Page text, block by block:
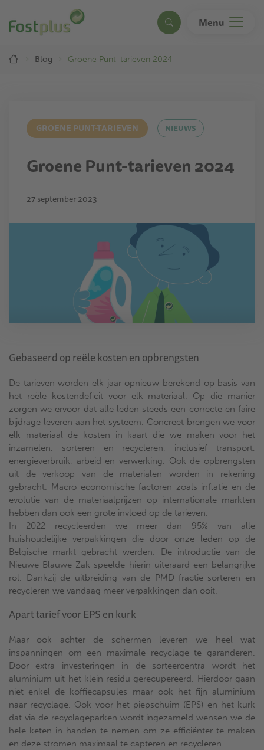
en
naar
inhoud
Search Menu
Breadcrumb
Blog Groene Punt-tarieven 2024
GROENE PUNT-TARIEVEN NIEUWS
Groene Punt-tarieven 2024
27 september 2023
Gebaseerd op reële kosten en opbrengsten
De tarieven worden elk jaar opnieuw berekend op basis van
het reële kostendeficit voor elk materiaal. Op die manier
zorgen we ervoor dat alle leden steeds een correcte en faire
bijdrage leveren aan het systeem. Concreet brengen we voor
elk materiaal de kosten in kaart die we maken voor het
inzamelen, sorteren en recycleren, inclusief transport,
energieverbruik, arbeid en verwerking. Ook de opbrengsten
uit de verkoop van de materialen worden in rekening
gebracht. Macro-economische factoren zoals inflatie en de
evolutie van de materiaalprijzen op internationale markten
hebben dan ook een grote invloed op de tarieven.
In 2022 recycleerden we meer dan 95% van alle
huishoudelijke verpakkingen die door onze leden op de
Belgische markt gebracht werden. De introductie van de
Nieuwe Blauwe Zak speelde hierin uiteraard een belangrijke
rol. Dankzij de uitbreiding van de PMD-fractie sorteren en
recycleren we vandaag meer verpakkingen dan ooit.
Apart tarief voor EPS en kurk
Maar ook achter de schermen leveren we heel wat
inspanningen om een maximale recyclage te garanderen.
Door extra investeringen in de sorteercentra wordt het
aluminium uit het klein residu gerecupereerd. Hierdoor gaan
niet enkel de koffiecapsules maar ook het fijn aluminium
naar recyclage. Ook voor het piepschuim (EPS) en het kurk
dat via de recyclageparken wordt ingezameld wensen we de
hele keten in handen te nemen om ze efficiënter te maken
en deze stromen maximaal te capteren en recycleren.